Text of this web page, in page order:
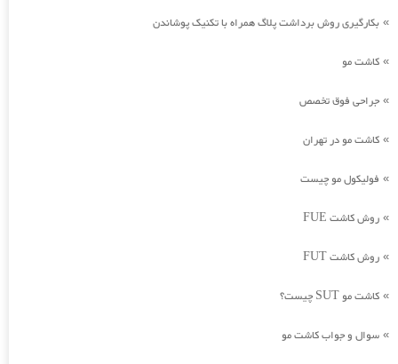
» بکارگیری روش برداشت پلاگ همراه با تکنیک پوشاندن
» کاشت مو
» جراحی فوق تخصص
» کاشت مو در تهران
» فولیکول مو چیست
» روش کاشت FUE
» روش کاشت FUT
» کاشت مو SUT چیست؟
» سوال و جواب کاشت مو